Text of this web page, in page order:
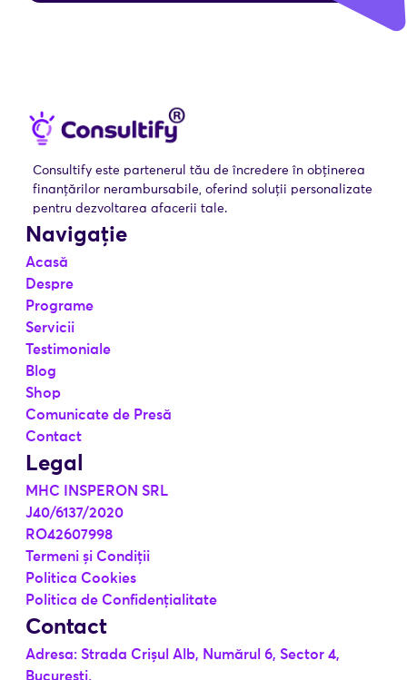
Consultify este partenerul tău de încredere în obținerea
finanțărilor nerambursabile, oferind soluții personalizate
pentru dezvoltarea afacerii tale.
Navigație
Acasă
Despre
Programe
Servicii
Testimoniale
Blog
Shop
Comunicate de Presă
Contact
Legal
MHC INSPERON SRL
J40/6137/2020
RO42607998
Termeni și Condiții
Politica Cookies
Politica de Confidențialitate
Contact
Adresa: Strada Crișul Alb, Numărul 6, Sector 4,
București.